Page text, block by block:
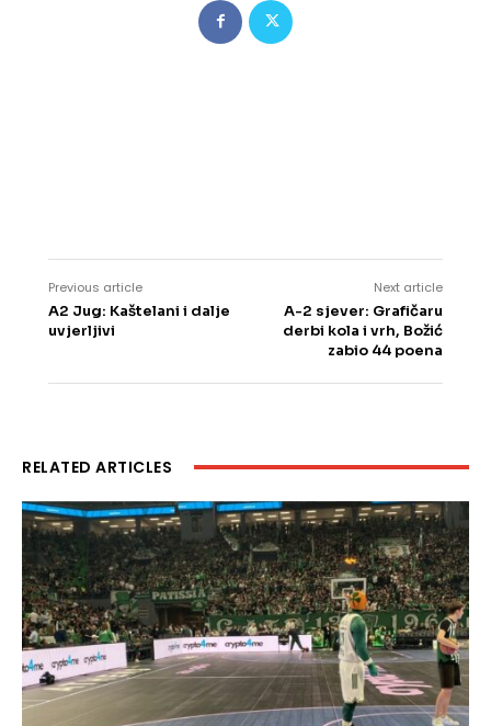
Previous article
A2 Jug: Kaštelani i dalje
uvjerljivi
Next article
A-2 sjever: Grafičaru
derbi kola i vrh, Božić
zabio 44 poena
RELATED ARTICLES